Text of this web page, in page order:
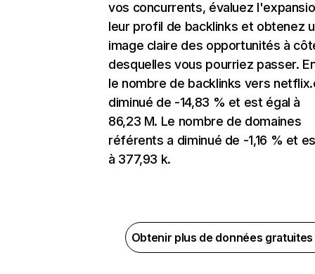
vos concurrents, évaluez
leur profil de backlinks et obtenez
image claire des opportunités à
desquelles vous pourriez passer.
le nombre de backlinks vers
diminué de -14,83 % et est égal à
86,23 M. Le nombre de domaines
référents a diminué de -1,16 % et
à 377,93 k.
Obtenir plus de données